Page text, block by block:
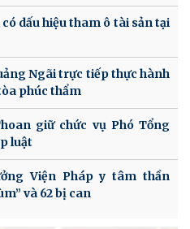
dấu hiệu tham ô tài sản tại
Ngãi trực tiếp thực hành
phúc thẩm
giữ chức vụ Phó Tổng
luật
Viện Pháp y tâm thần
và 62 bị can